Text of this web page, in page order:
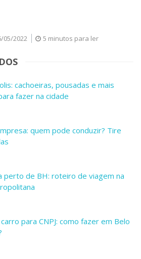
05/2022 5 minutos para ler
cachoeiras, pousadas e mais
fazer na cidade
quem pode conduzir? Tire
perto de BH: roteiro de viagem na
para CNPJ: como fazer em Belo